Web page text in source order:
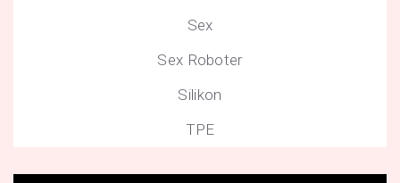
Sex
Sex Roboter
Silikon
TPE